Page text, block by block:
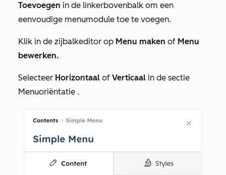
Toevoegen in de linkerbovenbalk om een
eenvoudige menumodule toe te voegen.
Klik in de zijbalkeditor op Menu maken of Menu
bewerken.
Selecteer Horizontaal of Verticaal in de sectie
Menuoriëntatie .